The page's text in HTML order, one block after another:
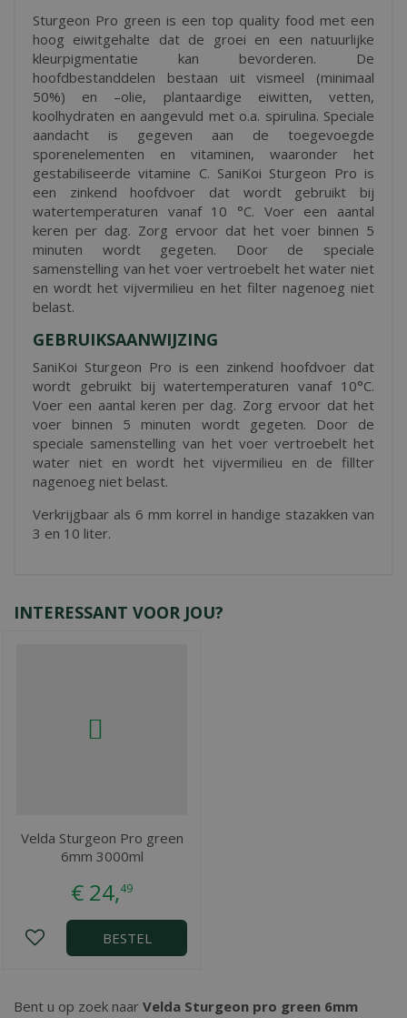
Sturgeon Pro green is een top quality food met een
hoog eiwitgehalte dat de groei en een natuurlijke
kleurpigmentatie kan bevorderen. De
hoofdbestanddelen bestaan uit vismeel (minimaal
50%) en –olie, plantaardige eiwitten, vetten,
koolhydraten en aangevuld met o.a. spirulina. Speciale
aandacht is gegeven aan de toegevoegde
sporenelementen en vitaminen, waaronder het
gestabiliseerde vitamine C. SaniKoi Sturgeon Pro is
een zinkend hoofdvoer dat wordt gebruikt bij
watertemperaturen vanaf 10 °C. Voer een aantal
keren per dag. Zorg ervoor dat het voer binnen 5
minuten wordt gegeten. Door de speciale
samenstelling van het voer vertroebelt het water niet
en wordt het vijvermilieu en het filter nagenoeg niet
belast.
GEBRUIKSAANWIJZING
SaniKoi Sturgeon Pro is een zinkend hoofdvoer dat
wordt gebruikt bij watertemperaturen vanaf 10°C.
Voer een aantal keren per dag. Zorg ervoor dat het
voer binnen 5 minuten wordt gegeten. Door de
speciale samenstelling van het voer vertroebelt het
water niet en wordt het vijvermilieu en de fillter
nagenoeg niet belast.
Verkrijgbaar als 6 mm korrel in handige stazakken van
3 en 10 liter.
INTERESSANT VOOR JOU?
Velda Sturgeon Pro green
6mm 3000ml
€ 24,49
BESTEL
Bent u op zoek naar Velda Sturgeon pro green 6mm